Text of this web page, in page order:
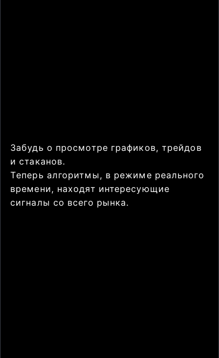
Забудь о просмотре графиков, трейдов
и стаканов.
Теперь алгоритмы, в режиме реального
времени, находят интересующие
сигналы со всего рынка.